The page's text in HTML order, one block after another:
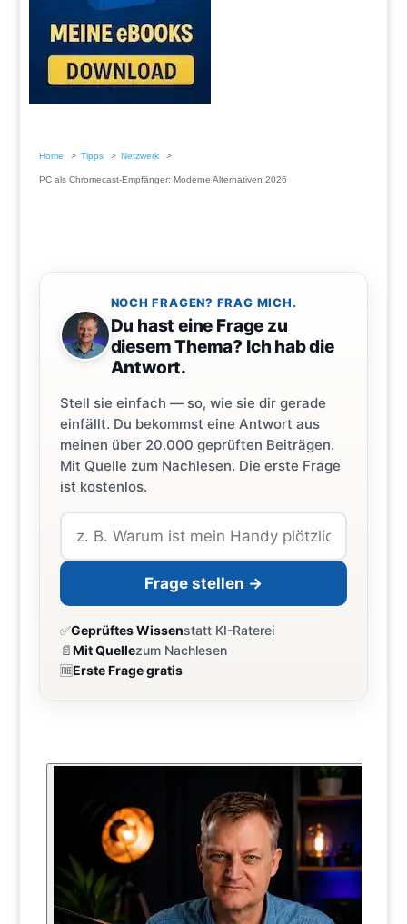
Home Tipps Netzwerk
PC als Chromecast-Empfänger: Moderne Alternativen 2026
NOCH FRAGEN? FRAG MICH.
Du hast eine Frage zu
diesem Thema? Ich hab die
Antwort.
Stell sie einfach — so, wie sie dir gerade
einfällt. Du bekommst eine Antwort aus
meinen über 20.000 geprüften Beiträgen.
Mit Quelle zum Nachlesen. Die erste Frage
ist kostenlos.
Frage stellen →
✅Geprüftes Wissenstatt KI-Raterei
📄Mit Quellezum Nachlesen
🆓Erste Frage gratis